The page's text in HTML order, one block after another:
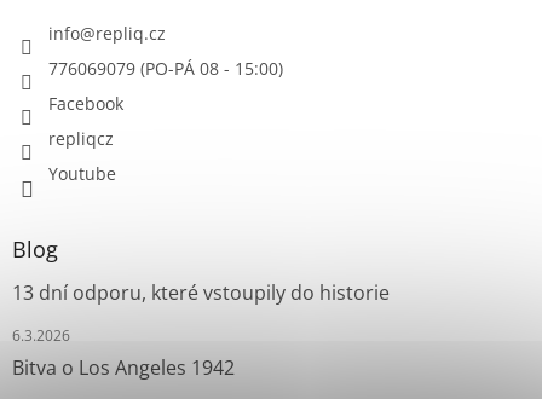
info@repliq.cz
776069079 (PO-PÁ 08 - 15:00)
Facebook
repliqcz
Youtube
Blog
13 dní odporu, které vstoupily do historie
6.3.2026
Bitva o Los Angeles 1942